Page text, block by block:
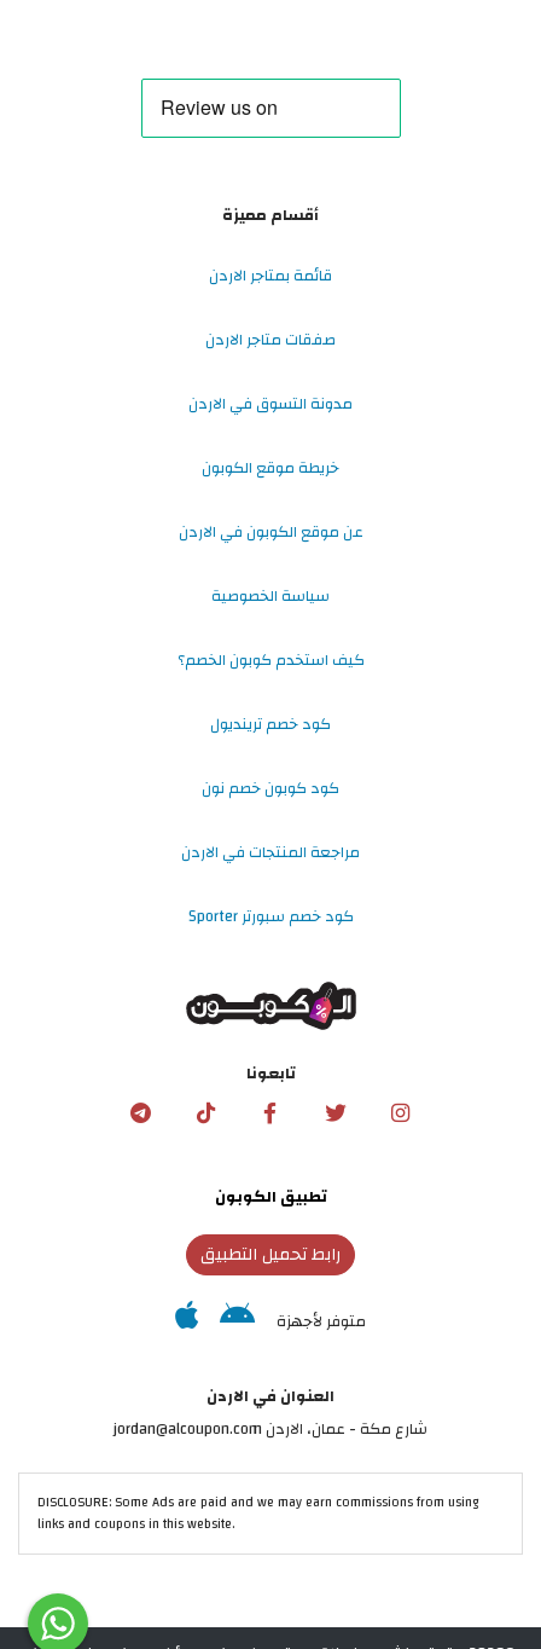
أقسام مميزة
قائمة بمتاجر الاردن
صفقات متاجر الاردن
مدونة التسوق في الاردن
خريطة موقع الكوبون
عن موقع الكوبون في الاردن
سياسة الخصوصية
كيف استخدم كوبون الخصم؟
كود خصم ترينديول
كود كوبون خصم نون
مراجعة المنتجات في الاردن
كود خصم سبورتر Sporter
تابعونا
تطبيق الكوبون
رابط تحميل التطبيق
متوفر لأجهزة
العنوان في الاردن
شارع مكة - عمان، الاردن jordan@alcoupon.com
DISCLOSURE: Some Ads are paid and we may earn commissions from using
links and coupons in this website.